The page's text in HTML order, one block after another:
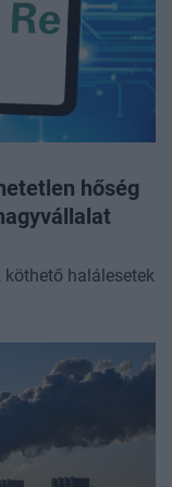
hőség
halálesetek